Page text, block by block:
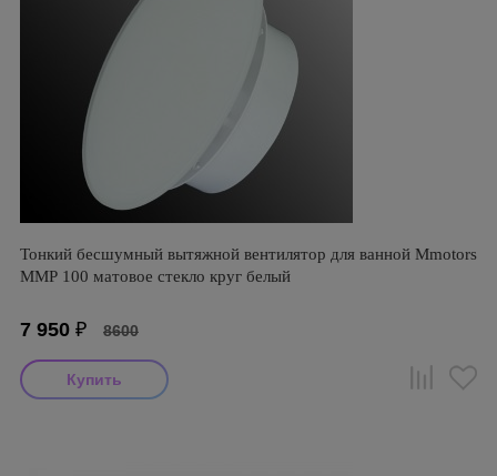
Тонкий бесшумный вытяжной вентилятор для ванной Mmotors
ММР 100 матовое стекло круг белый
7 950 ₽ 8600